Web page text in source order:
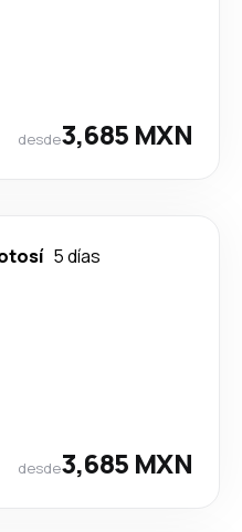
desde3,685 MXN
5 días
desde3,685 MXN